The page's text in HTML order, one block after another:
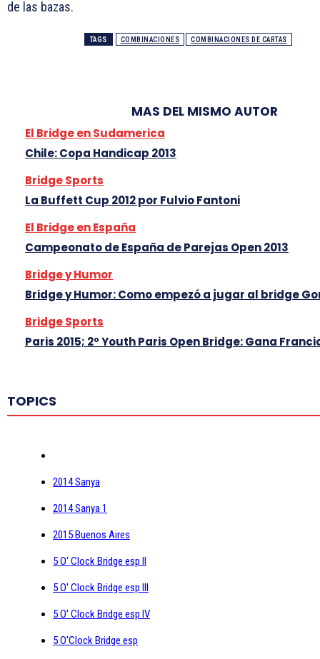
de las bazas.
TAGS COMBINACIONES COMBINACIONES DE CARTAS
MAS DEL MISMO AUTOR
El Bridge en Sudamerica
Chile: Copa Handicap 2013
Bridge Sports
La Buffett Cup 2012 por Fulvio Fantoni
El Bridge en España
Campeonato de España de Parejas Open 2013
Bridge y Humor
Bridge y Humor: Como empezó a jugar al bridge
Bridge Sports
Paris 2015; 2º Youth Paris Open Bridge: Gana
TOPICS
2014 Sanya
2014 Sanya 1
2015 Buenos Aires
5 O' Clock Bridge esp II
5 O' Clock Bridge esp III
5 O' Clock Bridge esp IV
5 O'Clock Bridge esp